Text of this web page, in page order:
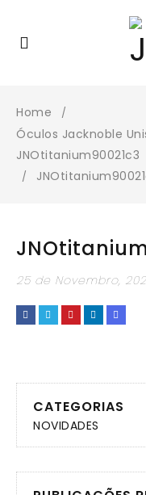
Home /
Óculos Jacknoble
JNOtitanium90021c3
/
25 de Novembro,
CATEGORIAS
NOVIDADES